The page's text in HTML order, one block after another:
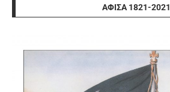
ΑΦΊΣΑ 1821-2021